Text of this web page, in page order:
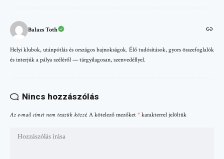
Balazs Toth
Helyi klubok, utánpótlás és országos bajnokságok. Élő tudósítások, gyors összefoglalók
és interjúk a pálya széléről — tárgyilagosan, szenvedéllyel.
Nincs hozzászólás
Az e-mail címet nem tesszük közzé. A kötelező mezőket * karakterrel jelöltük